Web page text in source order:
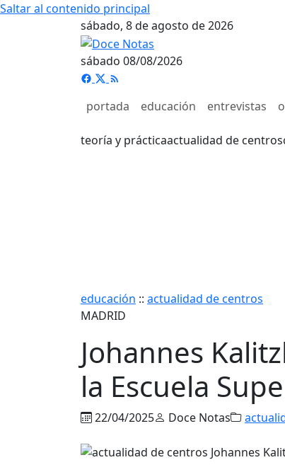
Saltar al contenido principal
sábado, 8 de agosto de 2026
sábado 08/08/2026
portada educación entrevistas
teoría y prácticaactualidad de centros
educación :: actualidad de centros
MADRID
Johannes
la Escuela
22/04/2025 Doce Notas